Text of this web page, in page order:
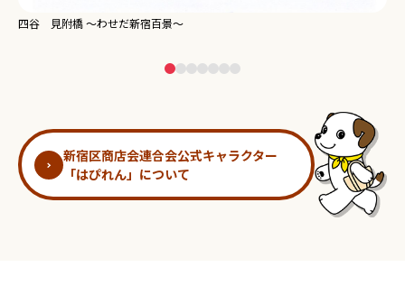
新宿区商店会連合会公式キャラクター
「はぴれん」について